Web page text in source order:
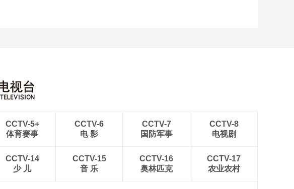
CCTV-5+
体育赛事
CCTV-6
电 影
CCTV-7
国防军事
CCTV-8
电视剧
CCTV-14
少 儿
CCTV-15
音 乐
CCTV-16
奥林匹克
CCTV-17
农业农村